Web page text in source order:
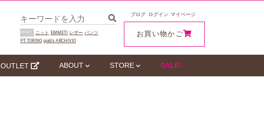
HOT ニット EMMETI レザー パンツ
PT TORINO giab‘s ARCHIVIO
ブログ ログイン マイページ
お買い物かご
OUTLET ABOUT STORE SALE!